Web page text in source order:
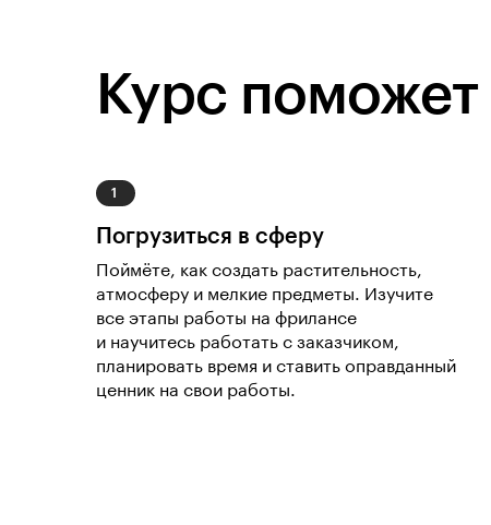
Курс поможет
Погрузиться в сферу
Поймёте, как создать растительность,
атмосферу и мелкие предметы. Изучите
все этапы работы на фрилансе
и научитесь работать с заказчиком,
планировать время и ставить оправданный
ценник на свои работы.